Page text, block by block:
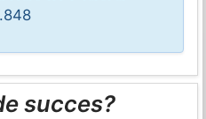
succes?